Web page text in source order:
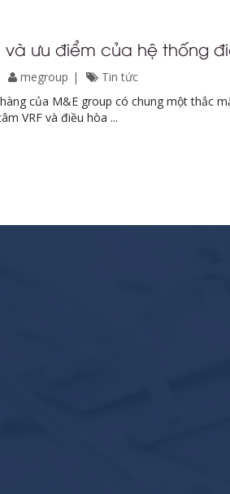
ưu điểm của hệ thống
megroup
Tin tức
của M&E group có chung một thắc
VRF và điều hòa ...